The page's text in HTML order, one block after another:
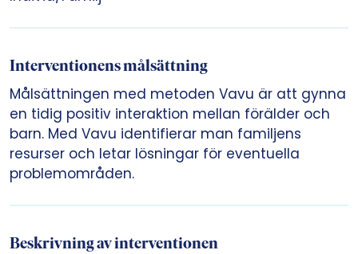
Interventionens målsättning
Målsättningen med metoden Vavu är att gynna
en tidig positiv interaktion mellan förälder och
barn. Med Vavu identifierar man familjens
resurser och letar lösningar för eventuella
problemområden.
Beskrivning av interventionen